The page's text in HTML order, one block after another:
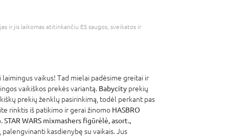
ir jis laikomas atitinkančiu ES saugos, sveikatos ir
vaikus! Tad mielai padėsime greitai ir
vaikiškos prekės variantą. Babycity prekių
prekių ženklų pasirinkimą, todėl perkant pas
rinktis iš patikimo ir gerai žinomo HASBRO
STAR WARS mixmashers figūrėlė, asort.,
kasdienybę su vaikais. Jus